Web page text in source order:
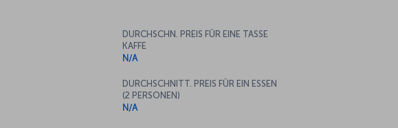
DURCHSCHN. PREIS FÜR EINE TASSE
KAFFE
N/A
DURCHSCHNITT. PREIS FÜR EIN ESSEN
(2 PERSONEN)
N/A